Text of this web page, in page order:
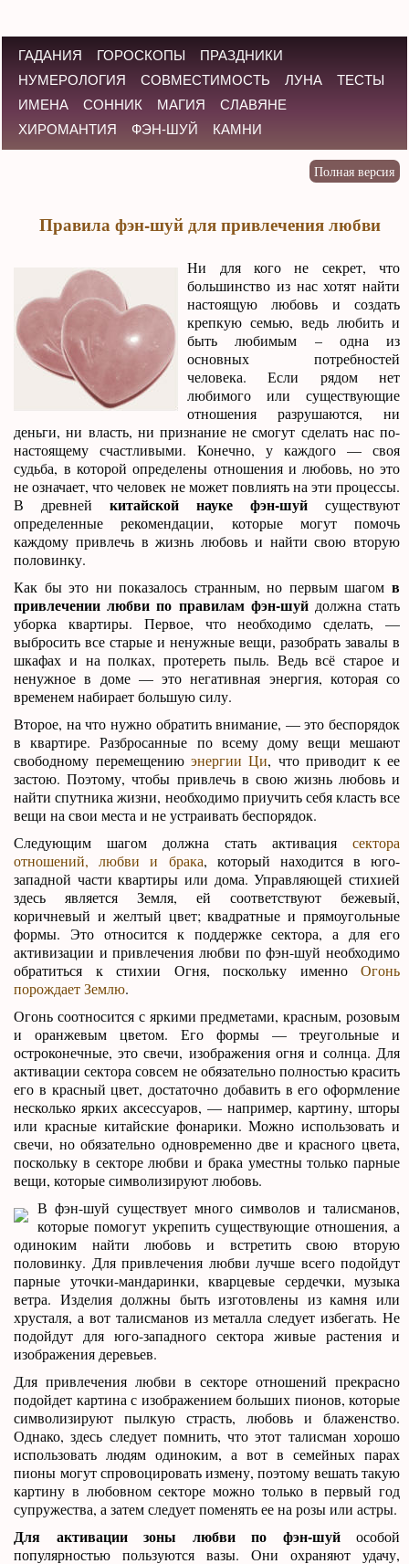
ГАДАНИЯ ГОРОСКОПЫ
ПРАЗДНИКИ
НУМЕРОЛОГИЯ
СОВМЕСТИМОСТЬ ЛУНА
ТЕСТЫ
ИМЕНА
СОННИК МАГИЯ
СЛАВЯНЕ
ХИРОМАНТИЯ
ФЭН-ШУЙ КАМНИ
Правила фэн-шуй для привлечения любви
Ни для кого не секрет, что
большинство из нас хотят найти
настоящую любовь и создать
крепкую семью, ведь любить и
быть любимым – одна из
основных потребностей
человека. Если рядом нет
любимого или существующие
отношения разрушаются, ни
деньги, ни власть, ни признание не смогут сделать нас по-
настоящему счастливыми. Конечно, у каждого — своя
судьба, в которой определены отношения и любовь, но это
не означает, что человек не может повлиять на эти процессы.
В древнейкитайской науке фэн-шуй существуют
определенные рекомендации, которые могут помочь
каждому привлечь в жизнь любовь и найти свою вторую
половинку.
Как бы это ни показалось странным, но первым шагом в
привлечении любви по правилам фэн-шуйдолжна стать
уборка квартиры. Первое, что необходимо сделать, —
выбросить все старые и ненужные вещи, разобрать завалы в
шкафах и на полках, протереть пыль. Ведь всё старое и
ненужное в доме — это негативная энергия, которая со
временем набирает большую силу.
Второе, на что нужно обратить внимание, — это беспорядок
в квартире. Разбросанные по всему дому вещи мешают
свободному перемещениюэнергии Ци, что приводит к ее
застою. Поэтому, чтобы привлечь в свою жизнь любовь и
найти спутника жизни, необходимо приучить себя класть все
вещи на свои места и не устраивать беспорядок.
Следующим шагом должна стать активация сектора
отношений, любви и брака, который находится в юго-
западной части квартиры или дома. Управляющей стихией
здесь является Земля, ей соответствуют бежевый,
коричневый и желтый цвет; квадратные и прямоугольные
формы. Это относится к поддержке сектора, а для его
активизации и привлечения любви по фэн-шуй необходимо
обратиться к стихии Огня, поскольку именно Огонь
порождает Землю.
Огонь соотносится с яркими предметами, красным, розовым
и оранжевым цветом. Его формы — треугольные и
остроконечные, это свечи, изображения огня и солнца. Для
активации сектора совсем не обязательно полностью красить
его в красный цвет, достаточно добавить в его оформление
несколько ярких аксессуаров, — например, картину, шторы
или красные китайские фонарики. Можно использовать и
свечи, но обязательно одновременно две и красного цвета,
поскольку в секторе любви и брака уместны только парные
вещи, которые символизируют любовь.
В фэн-шуй существует много символов и талисманов,
которые помогут укрепить существующие отношения, а
одиноким найти любовь и встретить свою вторую
половинку. Для привлечения любви лучше всего подойдут
парные уточки-мандаринки, кварцевые сердечки, музыка
ветра. Изделия должны быть изготовлены из камня или
хрусталя, а вот талисманов из металла следует избегать. Не
подойдут для юго-западного сектора живые растения и
изображения деревьев.
Для привлечения любви в секторе отношений прекрасно
подойдет картина с изображением больших пионов, которые
символизируют пылкую страсть, любовь и блаженство.
Однако, здесь следует помнить, что этот талисман хорошо
использовать людям одиноким, а вот в семейных парах
пионы могут спровоцировать измену, поэтому вешать такую
картину в любовном секторе можно только в первый год
супружества, а затем следует поменять ее на розы или астры.
Для активации зоны любви по фэн-шуйособой
популярностью пользуются вазы. Они охраняют удачу,